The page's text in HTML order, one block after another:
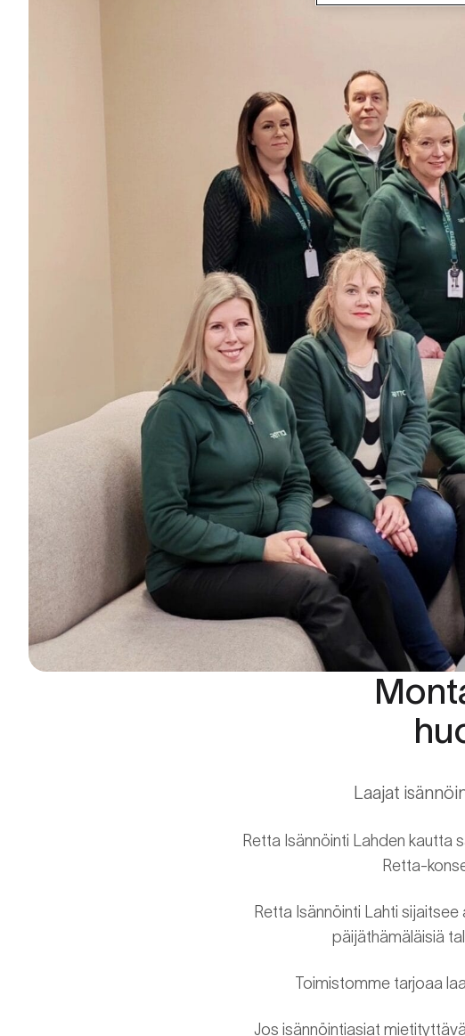
Laajat
Retta Isännöinti Lahden kautta
Retta-
Retta Isännöinti Lahti
päijäthämäläisiä
Toimistomme tarjoaa
Jos isännöintiasiat